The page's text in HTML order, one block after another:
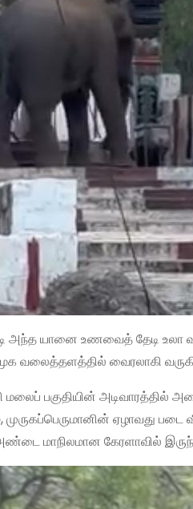
யானை உணவைத் தேடி உலா
வலைத்தளத்தில் வைரலாகி
பகுதியின் அடிவாரத்தில்
ஏழாவது படை
மாநிலமான கேரளாவில்